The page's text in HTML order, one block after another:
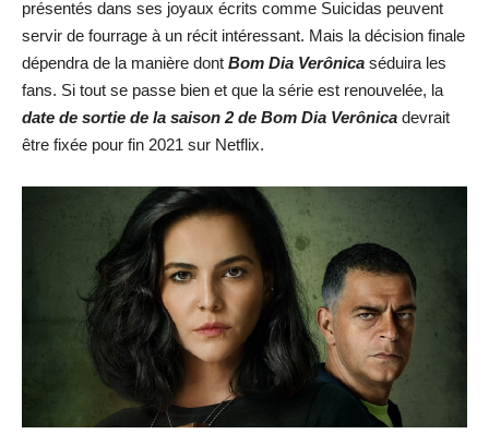
présentés dans ses joyaux écrits comme Suicidas peuvent
servir de fourrage à un récit intéressant. Mais la décision finale
dépendra de la manière dont Bom Dia Verônica séduira les
fans. Si tout se passe bien et que la série est renouvelée, la
date de sortie de la saison 2 de Bom Dia Verônica devrait
être fixée pour fin 2021 sur Netflix.